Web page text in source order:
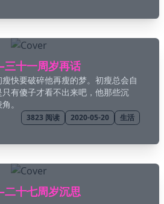
🖨 CMYK
十一周岁再话
快要破碎他再瘦的梦。初瘦总会自
有傻子才看不出来吧，他那些沉
。
3823 阅读 2020-05-20 生活
十七周岁沉思